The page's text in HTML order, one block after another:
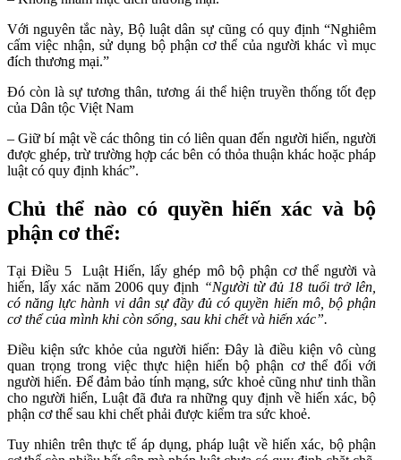
Với nguyên tắc này, Bộ luật dân sự cũng có quy định “Nghiêm
cấm việc nhận, sử dụng bộ phận cơ thể của người khác vì mục
đích thương mại.”
Đó còn là sự tương thân, tương ái thể hiện truyền thống tốt đẹp
của Dân tộc Việt Nam
– Giữ bí mật về các thông tin có liên quan đến người hiến, người
được ghép, trừ trường hợp các bên có thỏa thuận khác hoặc pháp
luật có quy định khác”.
Chủ thể nào có quyền hiến xác và bộ
phận cơ thể:
Tại Điều 5 Luật Hiến, lấy ghép mô bộ phận cơ thể người và
hiến, lấy xác năm 2006 quy định “Người từ đủ 18 tuổi trở lên,
có năng lực hành vi dân sự đầy đủ có quyền hiến mô, bộ phận
cơ thể của mình khi còn sống, sau khi chết và hiến xác”.
Điều kiện sức khỏe của người hiến: Đây là điều kiện vô cùng
quan trọng trong việc thực hiện hiến bộ phận cơ thể đối với
người hiến. Để đảm bảo tính mạng, sức khoẻ cũng như tinh thần
cho người hiến, Luật đã đưa ra những quy định về hiến xác, bộ
phận cơ thể sau khi chết phải được kiểm tra sức khoẻ.
Tuy nhiên trên thực tế áp dụng, pháp luật về hiến xác, bộ phận